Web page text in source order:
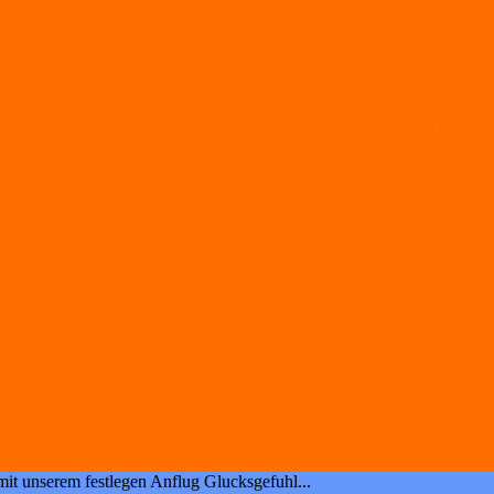
unserem festlegen Anflug Glucksgefuhl...